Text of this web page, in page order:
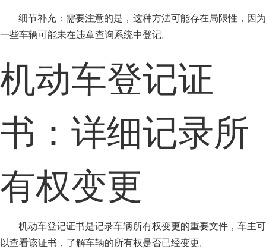
细节补充：需要注意的是，这种方法可能存在局限性，因为
一些车辆可能未在违章查询系统中登记。
机动车登记证
书：详细记录所
有权变更
机动车登记证书是记录车辆所有权变更的重要文件，车主可
以查看该证书，了解车辆的所有权是否已经变更。